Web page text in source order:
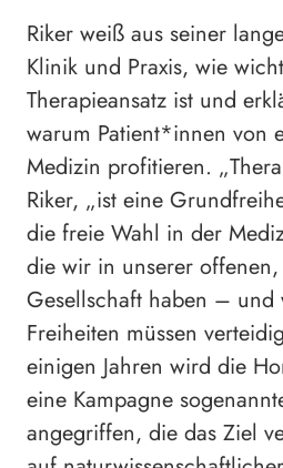
Riker weiß aus seiner
Klinik und Praxis, wie
Therapieansatz ist und
warum Patient*innen von
Medizin profitieren.
Riker, „ist eine
die freie Wahl in der
die wir in unserer
Gesellschaft haben – und
Freiheiten müssen
einigen Jahren wird die
eine Kampagne
angegriffen, die das Ziel